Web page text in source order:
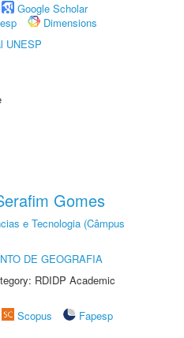
Google Scholar
Dimensions
UNESP
Gomes
e Tecnologia (Câmpus
DE GEOGRAFIA
RDIDP Academic
Scopus
Fapesp